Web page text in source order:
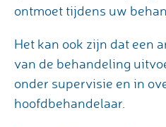
ontmoet tijdens uw
Het kan ook zijn dat een
van de behandeling
onder supervisie en in
hoofdbehandelaar.